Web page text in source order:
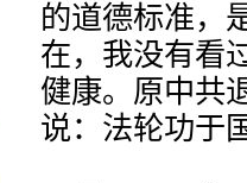
的道德标准，
在，我没有看
健康。原中共
说：法轮功于